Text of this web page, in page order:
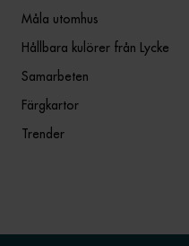
Måla utomhus
Hållbara kulörer från Lycke
Samarbeten
Färgkartor
Trender